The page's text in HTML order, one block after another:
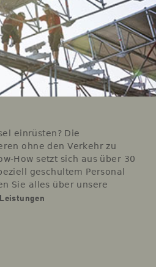
einrüsten? Die
ohne den Verkehr zu
How setzt sich aus über 30
geschultem Personal
Sie alles über unsere